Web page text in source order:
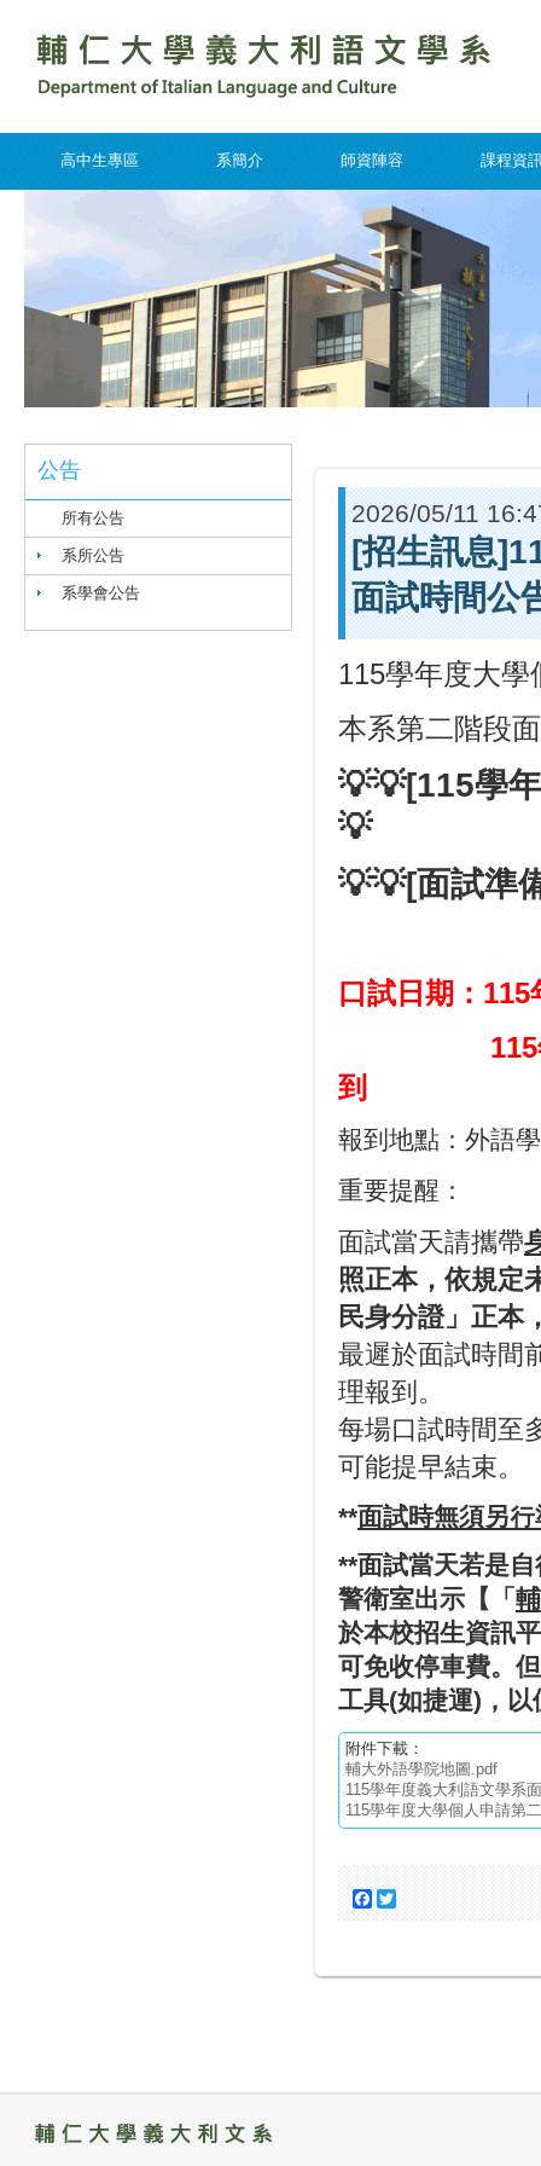
高中生專區 系簡介 師資陣容 課程資
公告
所有公告
系所公告
系學會公告
2026/05/11
[招生訊息
面試時間公
115學年度大
本系第二階段
💡💡[115學
💡
💡💡[面試準
口試日期：
115年5月
到
報到地點：外語
重要提醒：
面試當天請攜帶
照正本，依規定
民身分證」正本
最遲於面試時間
理報到。
每場口試時間至
可能提早結束。
**面試時無須另
**面試當天若是
警衛室出示【「
於本校招生資訊
可免收停車費。
工具(如捷運) ，
附件下載：
輔大外語學院地圖.pdf
115學年度義大利語文學系
115學年度大學個人申請第
Facebook